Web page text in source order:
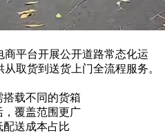
平台开展公开道路常态化运
取货到送货上门全流程服务。
载不同的货箱
覆盖范围更广
送成本占比